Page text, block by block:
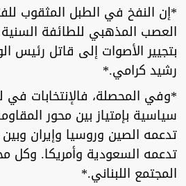
*إن النفخ في الطبل المثقوب
العصب المذهبي للطائفة
بتجيير الأصوات إلى قاتل رئيس
رشيد كرامي.*
*وفي المحصلة، فالإنتخابات في
سياسية بإمتياز بين محور
تدعمه الصين وروسيا وإيران
تدعمه السعودية وأمريكا. وكل
المجتمع اللبناني.*